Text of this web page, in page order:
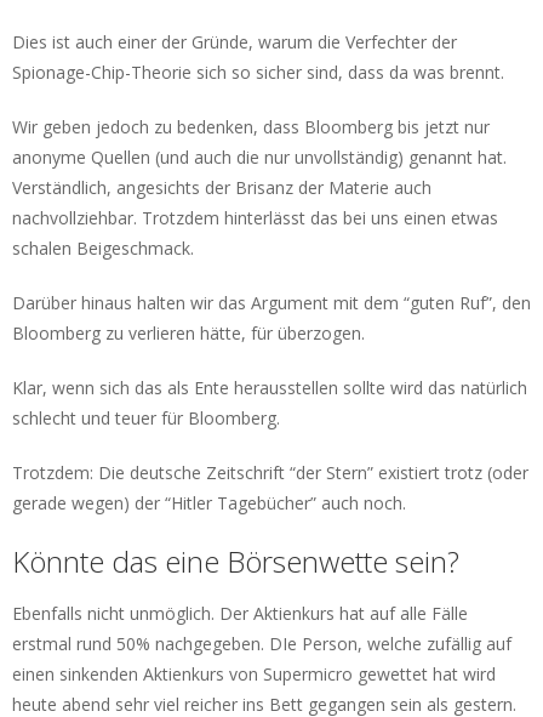
Dies ist auch einer der Gründe, warum die Verfechter der
Spionage-Chip-Theorie sich so sicher sind, dass da was brennt.
Wir geben jedoch zu bedenken, dass Bloomberg bis jetzt nur
anonyme Quellen (und auch die nur unvollständig) genannt hat.
Verständlich, angesichts der Brisanz der Materie auch
nachvollziehbar. Trotzdem hinterlässt das bei uns einen etwas
schalen Beigeschmack.
Darüber hinaus halten wir das Argument mit dem “guten Ruf”, den
Bloomberg zu verlieren hätte, für überzogen.
Klar, wenn sich das als Ente herausstellen sollte wird das natürlich
schlecht und teuer für Bloomberg.
Trotzdem: Die deutsche Zeitschrift “der Stern” existiert trotz (oder
gerade wegen) der “Hitler Tagebücher” auch noch.
Könnte das eine Börsenwette sein?
Ebenfalls nicht unmöglich. Der Aktienkurs hat auf alle Fälle
erstmal rund 50% nachgegeben. DIe Person, welche zufällig auf
einen sinkenden Aktienkurs von Supermicro gewettet hat wird
heute abend sehr viel reicher ins Bett gegangen sein als gestern.